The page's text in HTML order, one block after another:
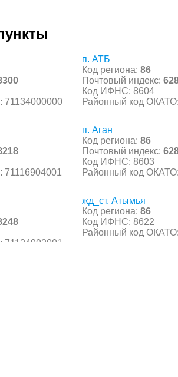
71134000000
п. АТБ
Код региона: 86
Почтовый индекс:
Код ИФНС: 8604
Районный код
п. Аган
Код региона: 86
Почтовый индекс:
Код ИФНС: 8603
Районный код
жд_ст. Атымья
Код региона: 86
Код ИФНС: 8622
Районный код